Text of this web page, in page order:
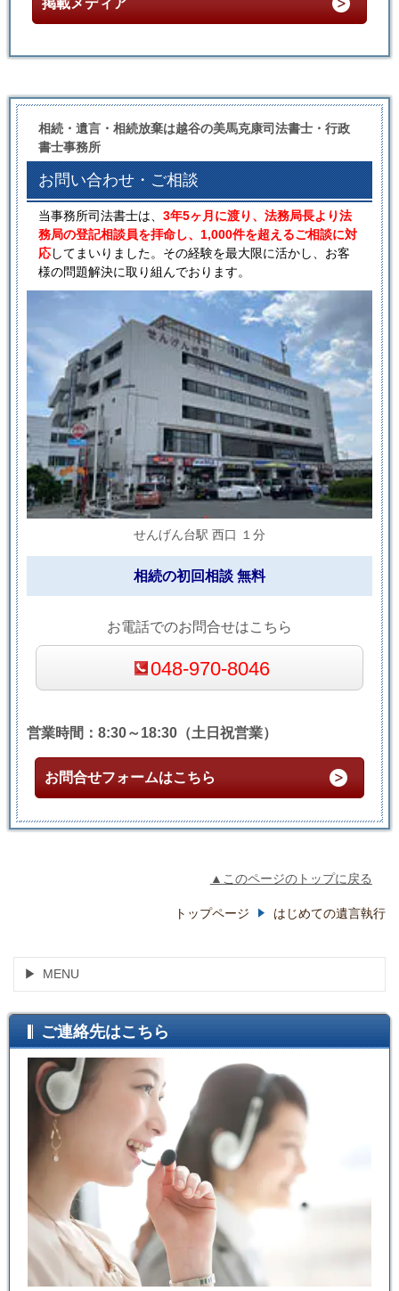
相続・遺言・相続放棄は越谷の美馬克康司法書士・行政
書士事務所
お問い合わせ・ご相談
当事務所司法書士は、 3年5ヶ月に渡り、法務局長より法
務局の登記相談員を拝命し、1,000件を超えるご相談に対
応してまいりました。その経験を最大限に活かし、お客
様の問題解決に取り組んでおります。
せんげん台駅 西口 １分
相続の初回相談 無料
お電話でのお問合せはこちら
048-970-8046
営業時間：8:30～18:30（土日祝営業）
お問合せフォームはこちら
▲このページのトップに戻る
トップページ はじめての遺言執行
MENU
ご連絡先はこちら